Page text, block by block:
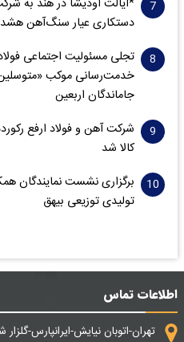
*ایالت اودیشا در هند به
دستکاری عیار سنگ‌آهن
تجلی مسئولیت اجتماعی
خدمت‌رسانی موکب
جاماندگان اربعین
شرکت آهن و فولاد ارفع
کالا شد
برگزاری نشست نمایندگان
تولیدی توزیعی بیهق
اطلاعات تماس
تهران-اتوبان نیایش-ایرانپارس-